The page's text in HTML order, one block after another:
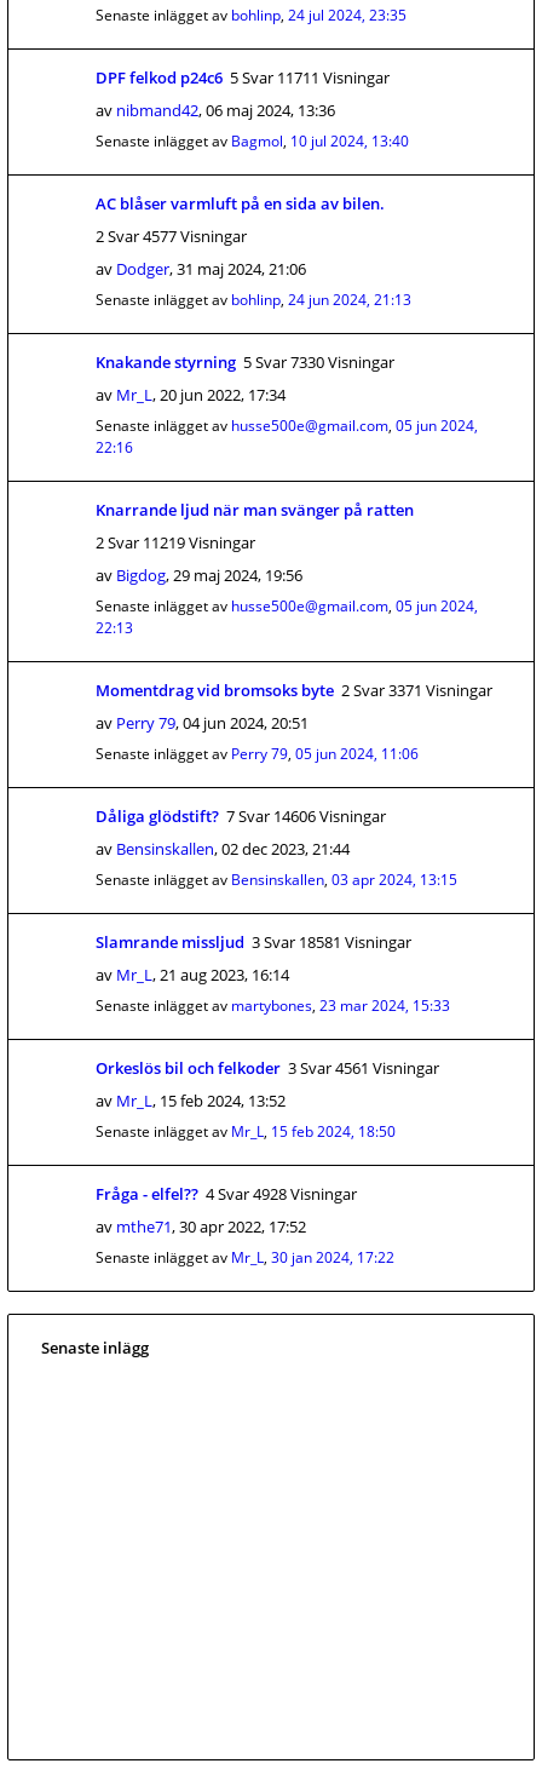
Senaste inlägget av bohlinp, 24 jul 2024, 23:35
DPF felkod p24c6 5 Svar 11711 Visningar
av nibmand42,06 maj 2024, 13:36
Senaste inlägget av Bagmol, 10 jul 2024, 13:40
AC blåser varmluft på en sida av bilen.
2 Svar 4577 Visningar
av Dodger,31 maj 2024, 21:06
Senaste inlägget av bohlinp, 24 jun 2024, 21:13
Knakande styrning 5 Svar 7330 Visningar
av Mr_L,20 jun 2022, 17:34
Senaste inlägget av husse500e@gmail.com, 05 jun 2024,
22:16
Knarrande ljud när man svänger på ratten
2 Svar 11219 Visningar
av Bigdog,29 maj 2024, 19:56
Senaste inlägget av husse500e@gmail.com, 05 jun 2024,
22:13
Momentdrag vid bromsoks byte 2 Svar 3371 Visningar
av Perry 79,04 jun 2024, 20:51
Senaste inlägget av Perry 79, 05 jun 2024, 11:06
Dåliga glödstift? 7 Svar 14606 Visningar
av Bensinskallen,02 dec 2023, 21:44
Senaste inlägget av Bensinskallen, 03 apr 2024, 13:15
Slamrande missljud 3 Svar 18581 Visningar
av Mr_L,21 aug 2023, 16:14
Senaste inlägget av martybones, 23 mar 2024, 15:33
Orkeslös bil och felkoder 3 Svar 4561 Visningar
av Mr_L, 15 feb 2024, 13:52
Senaste inlägget av Mr_L, 15 feb 2024, 18:50
Fråga - elfel?? 4 Svar 4928 Visningar
av mthe71,30 apr 2022, 17:52
Senaste inlägget av Mr_L, 30 jan 2024, 17:22
Senaste inlägg